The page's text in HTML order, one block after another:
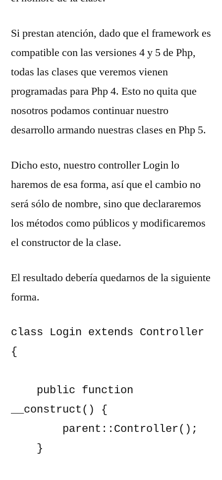
Si prestan atención, dado que el framework es
compatible con las versiones 4 y 5 de Php,
todas las clases que veremos vienen
programadas para Php 4. Esto no quita que
nosotros podamos continuar nuestro
desarrollo armando nuestras clases en Php 5.
Dicho esto, nuestro controller Login lo
haremos de esa forma, así que el cambio no
será sólo de nombre, sino que declararemos
los métodos como públicos y modificaremos
el constructor de la clase.
El resultado debería quedarnos de la siguiente
forma.
class Login extends Controller
{
__construct() {